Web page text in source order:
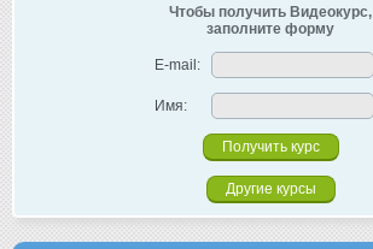
Чтобы получить Видеокурс,
заполните форму
E-mail:
Имя:
Другие курсы